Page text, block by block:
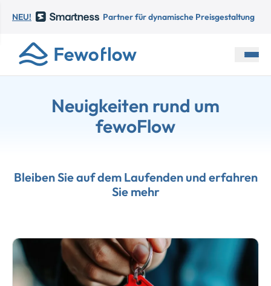
NEU! Partner für dynamische Preisgestaltung
Neuigkeiten rund um
fewoFlow
Bleiben Sie auf dem Laufenden und erfahren
Sie mehr